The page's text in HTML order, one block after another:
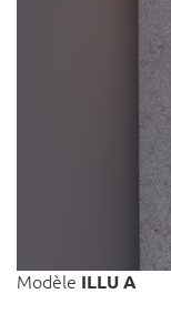
Modèle ILLU A